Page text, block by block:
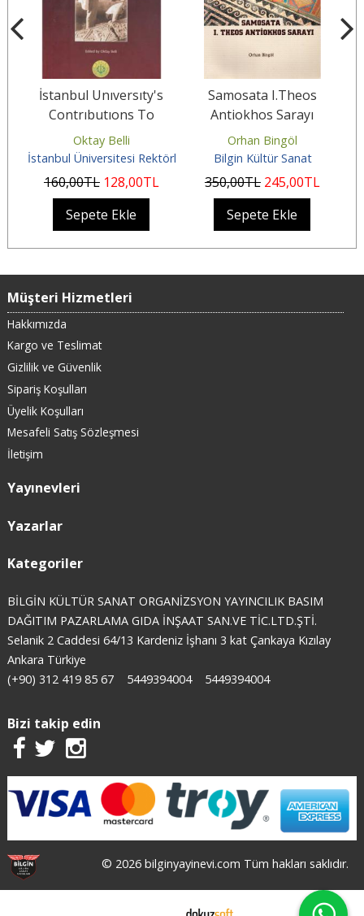
İstanbul Unıversıty's
Contrıbutıons To
Archaeology in Turkey
1932-2000
Oktay Belli
İstanbul Üniversitesi Rektörlüğü
160,00TL 128,00TL
Sepete Ekle
Samosata I.Theos
Antiokhos Sarayı
Orhan Bingöl
Bilgin Kültür Sanat
350,00TL 245,00TL
Sepete Ekle
Müşteri Hizmetleri
Hakkımızda
Kargo ve Teslimat
Gizlilik ve Güvenlik
Sipariş Koşulları
Üyelik Koşulları
Mesafeli Satış Sözleşmesi
İletişim
Yayınevleri
Yazarlar
Kategoriler
BİLGİN KÜLTÜR SANAT ORGANİZSYON YAYINCILIK BASIM
DAĞITIM PAZARLAMA GIDA İNŞAAT SAN.VE TİC.LTD.ŞTİ.
Selanik 2 Caddesi 64/13 Kardeniz İşhanı 3 kat Çankaya Kızılay
Ankara Türkiye
(+90) 312 419 85 67
5449394004 5449394004
Bizi takip edin
© 2026 bilginyayinevi.com Tüm hakları saklıdır.